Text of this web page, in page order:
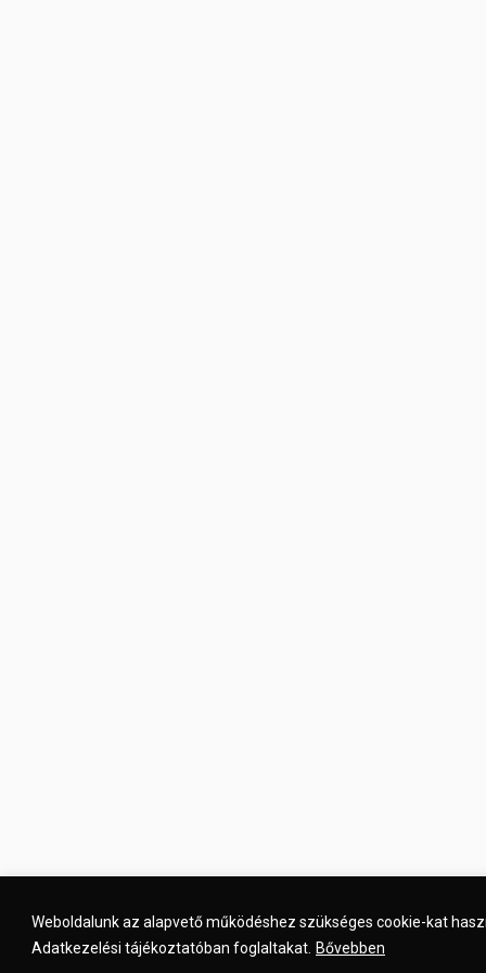
Weboldalunk az alapvető működéshez szükséges cookie-kat
Adatkezelési tájékoztatóban foglaltakat. Bővebben